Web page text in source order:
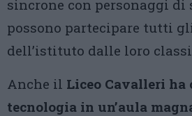
sincrone con personaggi di
possono partecipare tutti
dell’istituto dalle loro classi
Anche il Liceo Cavalleri ha
tecnologia in un’aula